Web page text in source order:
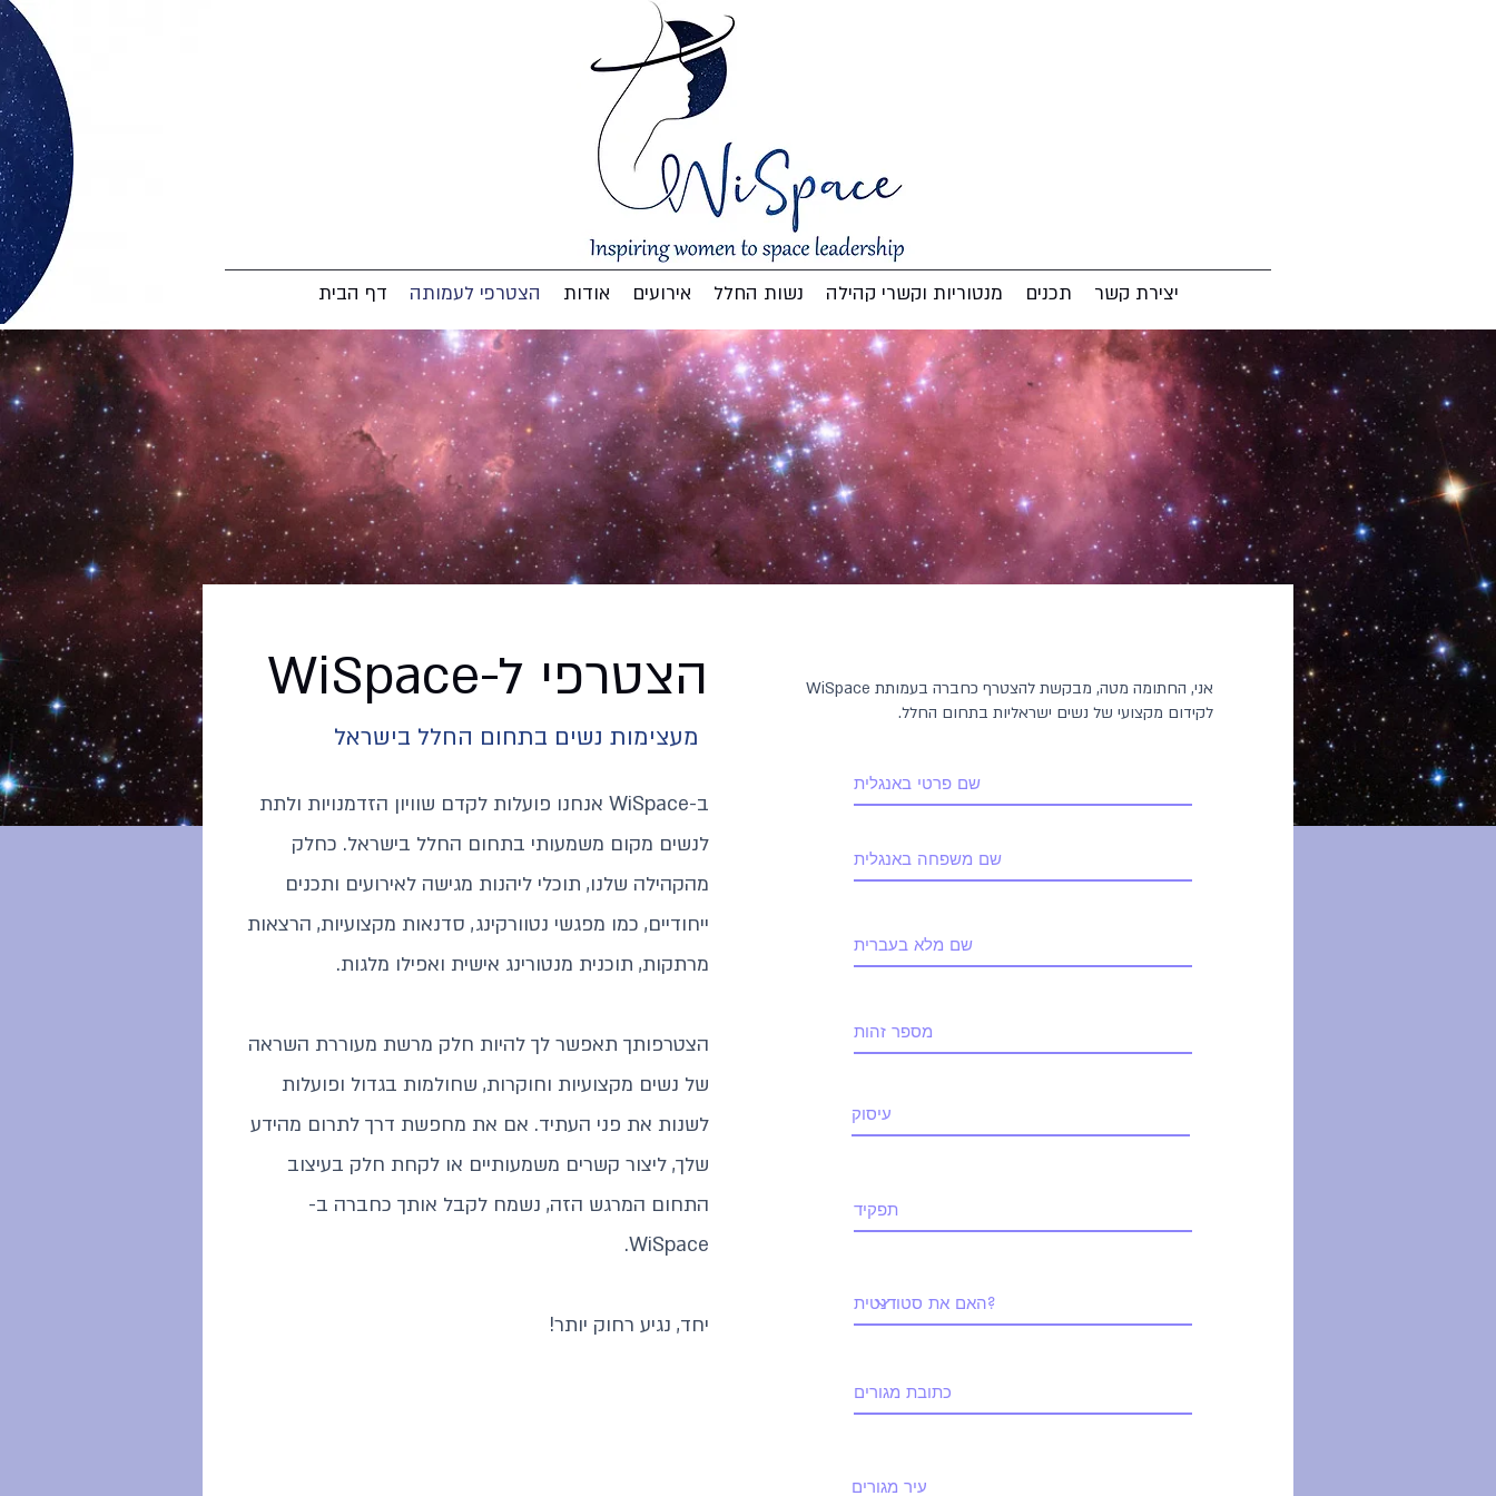
דף הבית הצטרפי לעמותה אודות אירועים נשות החלל מנטוריות וקשרי קהילה תכנים יצירת קשר
הצטרפי ל-WiSpace
מעצימות נשים בתחום החלל בישראל
ב-WiSpace אנחנו פועלות לקדם שוויון הזדמנויות ולתת
לנשים מקום משמעותי בתחום החלל בישראל. כחלק
מהקהילה שלנו, תוכלי ליהנות מגישה לאירועים ותכנים
ייחודיים, כמו מפגשי נטוורקינג, סדנאות מקצועיות, הרצאות
מרתקות, תוכנית מנטורינג אישית ואפילו מלגות.
הצטרפותך תאפשר לך להיות חלק מרשת מעוררת השראה
של נשים מקצועיות וחוקרות, שחולמות בגדול ופועלות
לשנות את פני העתיד. אם את מחפשת דרך לתרום מהידע
שלך, ליצור קשרים משמעותיים או לקחת חלק בעיצוב
התחום המרגש הזה, נשמח לקבל אותך כחברה ב-
WiSpace.
יחד, נגיע רחוק יותר!
אני, החתומה מטה, מבקשת להצטרף כחברה בעמותת WiSpace
לקידום מקצועי של נשים ישראליות בתחום החלל.